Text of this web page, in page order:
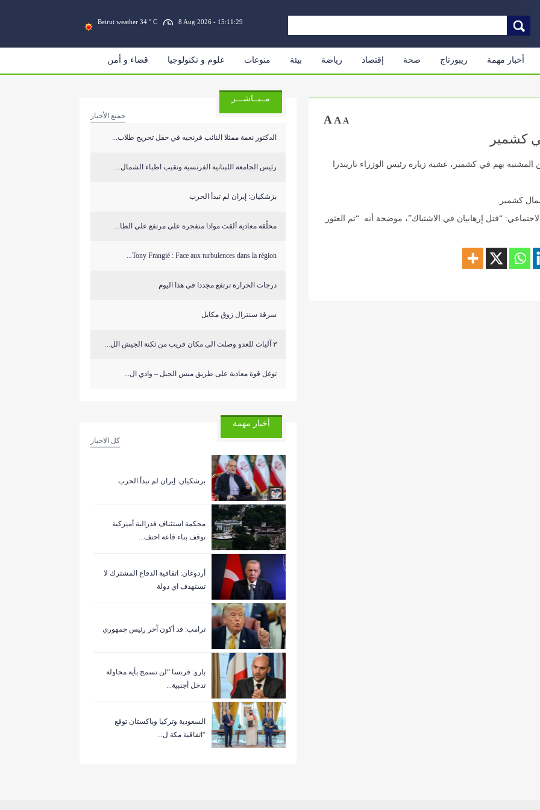
Beirut weather 34 ° C 8 Aug 2026 - 15:11:29
أخبار مهمة ريبورتاج صحة إقتصاد رياضة بيئة منوعات علوم و تكنولوجيا قضاء و أمن
A A A
كشمير
بهم في كشمير، عشية زيارة رئيس الوزراء ناريندرا
كشمير.
“قتل إرهابيان في الاشتباك”، موضحة أنه “تم العثور
مــبــاشـــر
جميع الأخبار
الدكتور نعمة ممثلا النائب فرنجيه في حفل تخريج طلاب...
رئيس الجامعة اللبنانية الفرنسية ونقيب اطباء الشمال...
بزشكيان: إيران لم تبدأ الحرب
محلّقة معادية ألقت موادا متفجرة على مرتفع علي الطا...
Tony Frangié : Face aux turbulences dans la région...
درجات الحرارة ترتفع مجددا في هذا اليوم
سرقة سنترال زوق مكايل
٣ آليات للعدو وصلت الى مكان قريب من ثكنة الجيش الل...
توغل قوة معادية على طريق ميس الجبل – وادي ال...
أخبار مهمة
كل الاخبار
بزشكيان: إيران لم تبدأ الحرب
‏محكمة استئناف فدرالية أميركية
توقف بناء قاعة احتف...
أردوغان: اتفاقية الدفاع المشترك لا
تستهدف اي دولة
ترامب: قد أكون آخر رئيس جمهوري
بارو: فرنسا “لن تسمح بأية محاولة
تدخل أجنبية...
السعودية وتركيا وباكستان توقع
“اتفاقية مكة ل...